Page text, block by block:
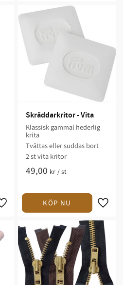
Skräddarkritor - Vita
Klassisk gammal hederlig
krita
Tvättas eller suddas bort
2 st vita kritor
49,00 kr /st